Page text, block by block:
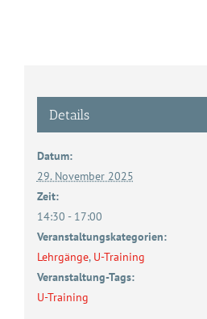
Details
Datum:
29. November 2025
Zeit:
14:30 - 17:00
Veranstaltungskategorien:
Lehrgänge, U-Training
Veranstaltung-Tags:
U-Training